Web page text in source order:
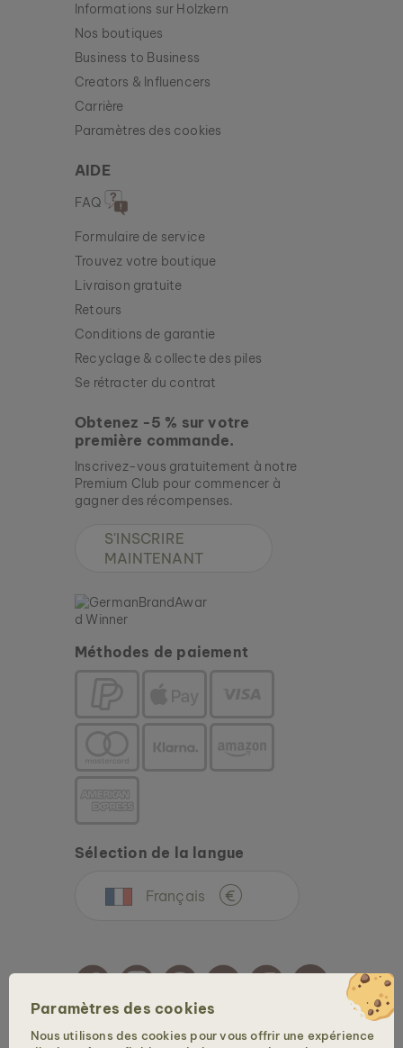
Paramètres des cookies
Nous utilisons des cookies pour vous offrir une expérience
Nouveau
Informations sur Holzkern
Nos boutiques
Business to Business
Creators & Influencers
Carrière
Paramètres des cookies
AIDE
FAQ
Formulaire de service
Trouvez votre boutique
Livraison gratuite
Retours
Conditions de garantie
Recyclage & collecte des piles
Se rétracter du contrat
Obtenez -5 % sur votre
première commande.
Inscrivez-vous gratuitement à notre
Premium Club pour commencer à
gagner des récompenses.
S'INSCRIRE
MAINTENANT
Méthodes de paiement
Sélection de la langue
Français €
Copyright © 2026 Holzkern - une marque de la Time for Nature GmbH. Tous droits